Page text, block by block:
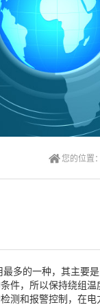
您的位置：
多的一种，其主要
件，所以保持绕组
测和报警控制，在电